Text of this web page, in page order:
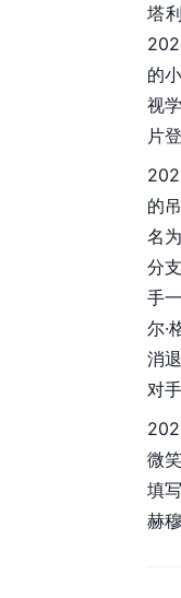
塔
的
视
片
的
名
分
手
尔·
消
对手
微
填
赫